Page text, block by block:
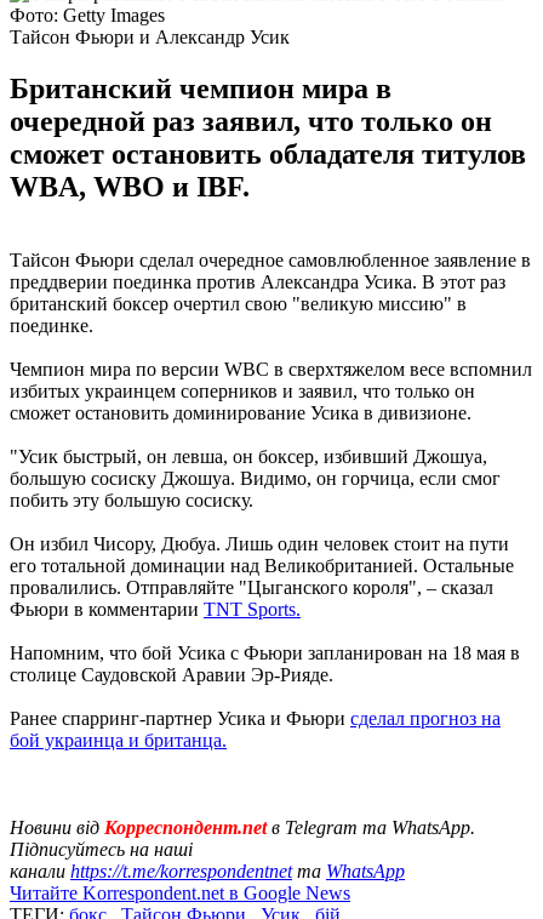
Фото: Getty Images
Тайсон Фьюри и Александр Усик
Британский чемпион мира в
очередной раз заявил, что только он
сможет остановить обладателя титулов
WBA, WBO и IBF.
Тайсон Фьюри сделал очередное самовлюбленное заявление в
преддверии поединка против Александра Усика. В этот раз
британский боксер очертил свою "великую миссию" в
поединке.
Чемпион мира по версии WBC в сверхтяжелом весе вспомнил
избитых украинцем соперников и заявил, что только он
сможет остановить доминирование Усика в дивизионе.
"Усик быстрый, он левша, он боксер, избивший Джошуа,
большую сосиску Джошуа. Видимо, он горчица, если смог
побить эту большую сосиску.
Он избил Чисору, Дюбуа. Лишь один человек стоит на пути
его тотальной доминации над Великобританией. Остальные
провалились. Отправляйте "Цыганского короля", – сказал
Фьюри в комментарии TNT Sports.
Напомним, что бой Усика с Фьюри запланирован на 18 мая в
столице Саудовской Аравии Эр-Рияде.
Ранее спарринг-партнер Усика и Фьюри сделал прогноз на
бой украинца и британца.
Новини від Корреспондент.netв Telegram та WhatsApp.
Підписуйтесь на наші
канали https://t.me/korrespondentnetта WhatsApp
Читайте Korrespondent.net в Google News
ТЕГИ: бокс Тайсон Фьюри Усик бій